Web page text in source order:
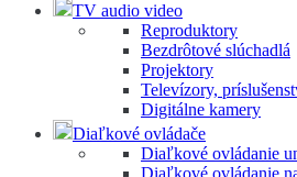
TV audio video
Reproduktory
Bezdrôtové slúchadlá
Projektory
Televízory,
Digitálne kamery
Diaľkové ovládače
Diaľkové ovládanie
Diaľkové ovládanie